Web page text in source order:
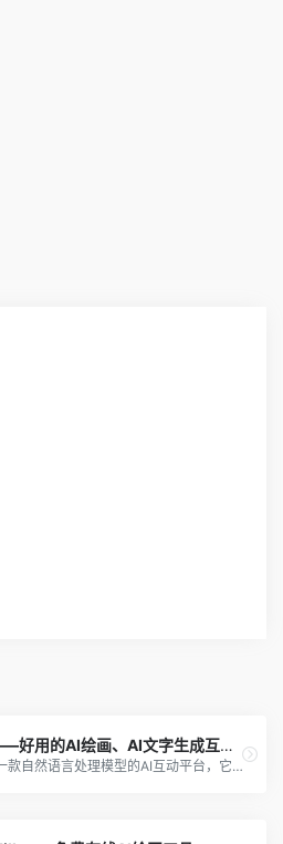
Aski——好用的AI绘画、AI文字生成互动工具
Aski是一款自然语言处理模型的AI互动平台，它提供了一个高效的、可定制化的方式来生成自然语言文本，从而帮助人们更好地理解和解决各种问题。